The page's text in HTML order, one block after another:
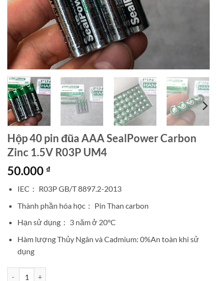
Hộp 40 pin đũa AAA SealPower Carbon
Zinc 1.5V R03P UM4
50.000 ₫
IEC： R03P GB/T 8897.2-2013
Thành phần hóa học： Pin Than carbon
Hạn sử dụng： 3 năm ở 20°C
Hàm lượng Thủy Ngân và Cadmium: 0%An toàn khi sử
dụng